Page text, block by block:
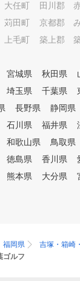
任町
田川郡
田町
京都郡
毛町
築上郡
宮城県 秋田県
埼玉県 千葉県
長野県 静岡県
石川県 福井県
和歌山県 鳥取県
徳島県 香川県
熊本県 大分県
福岡県
吉塚・箱崎
ゴルフ